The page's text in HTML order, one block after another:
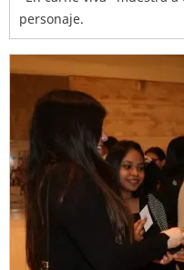
personaje.